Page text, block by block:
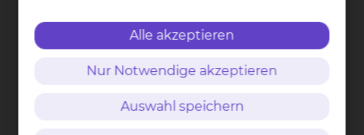
Städtisches Klinikum
Braunschweig gGmbH
38118 Braunschweig
Alle akzeptieren
Nur Notwendige akzeptieren
Auswahl speichern